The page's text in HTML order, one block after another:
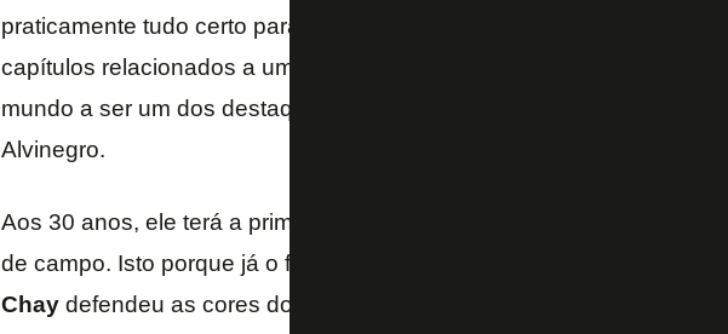
praticamente tudo certo para defender o
capítulos relacionados a uma bola de futebol na carreira. De atuar no
mundo a ser um dos destaques do futebol de 7, o jogador será mais
Alvinegro.
Aos 30 anos, ele terá a primeira oportunidade de defender um clube
de campo. Isto porque já o fez no futebol 7 – modalidade com um
Chaydefendeu as cores do Alvinegro no fut-7 em 2017.